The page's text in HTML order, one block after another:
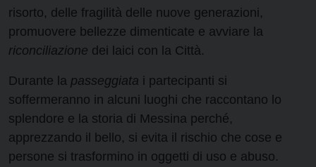
risorto, delle fragilità delle nuove generazioni,
promuovere bellezze dimenticate e avviare la
riconciliazione dei laici con la Città.
Durante la passeggiata i partecipanti si
soffermeranno in alcuni luoghi che raccontano lo
splendore e la storia di Messina perché,
apprezzando il bello, si evita il rischio che cose e
persone si trasformino in oggetti di uso e abuso.